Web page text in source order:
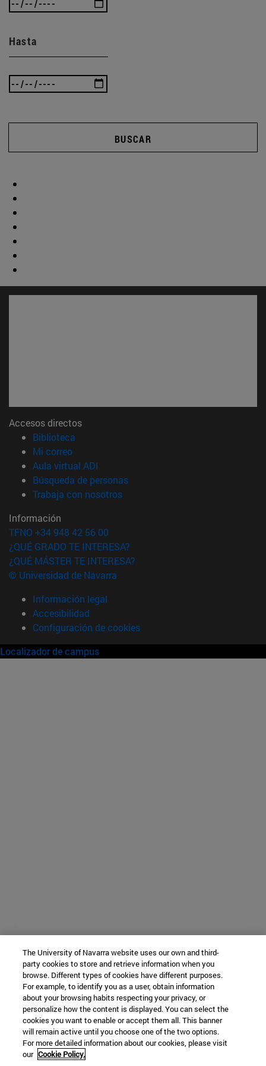
Hasta
BUSCAR
Accesos directos
Biblioteca
Mi correo(abre en nueva ventana)
Aula virtual ADI
Búsqueda de personas(abre en nueva ventana)
Trabaja con nosotros(abre en nueva ventana)
Información
TFNO +34 948 42 56 00
¿QUÉ GRADO TE INTERESA?
¿QUÉ MÁSTER TE INTERESA?
© Universidad de Navarra
Información legal
Accesibilidad
Configuración de cookies
Localizador de campus
The University of Navarra website uses our own and third-
party cookies to store and retrieve information when you
browse. Different types of cookies have different purposes.
For example, to identify you as a user, obtain information
about your browsing habits respecting your privacy, or
personalize how the content is displayed. You can select the
cookies you want to enable or accept them all. This banner
will remain active until you choose one of the two options.
For more detailed information about our cookies, please visit
our Cookie Policy.